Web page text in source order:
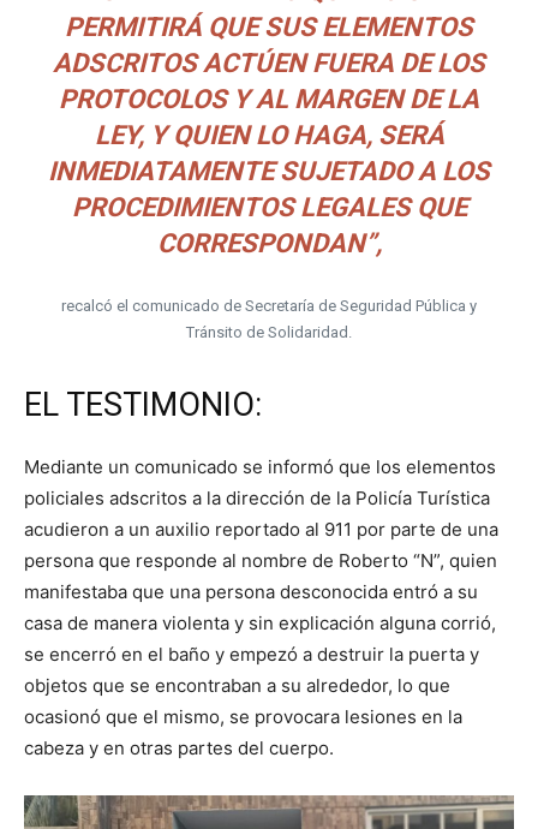
PERMITIRÁ QUE SUS ELEMENTOS
ADSCRITOS ACTÚEN FUERA DE LOS
PROTOCOLOS Y AL MARGEN DE LA
LEY, Y QUIEN LO HAGA, SERÁ
INMEDIATAMENTE SUJETADO A LOS
PROCEDIMIENTOS LEGALES QUE
CORRESPONDAN”,
recalcó el comunicado de Secretaría de Seguridad Pública y
Tránsito de Solidaridad.
EL TESTIMONIO:
Mediante un comunicado se informó que los elementos
policiales adscritos a la dirección de la Policía Turística
acudieron a un auxilio reportado al 911 por parte de una
persona que responde al nombre de Roberto “N”, quien
manifestaba que una persona desconocida entró a su
casa de manera violenta y sin explicación alguna corrió,
se encerró en el baño y empezó a destruir la puerta y
objetos que se encontraban a su alrededor, lo que
ocasionó que el mismo, se provocara lesiones en la
cabeza y en otras partes del cuerpo.